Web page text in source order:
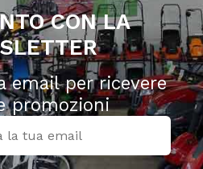
CON LA
email per ricevere
promozioni